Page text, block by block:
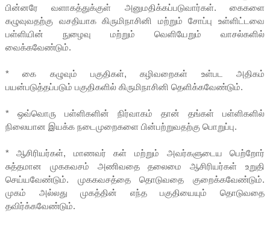
பின்னரே வளாகத்துக்குள் அனுமதிக்கப்படுவார்கள். கைகளை
கழுவுவதற்கு வசதியாக கிருமிநாசினி மற்றும் சோப்பு உள்ளிட்டவை
பள்ளியின் நுழைவு மற்றும் வெளியேறும் வாசல்களில்
வைக்கவேண்டும்.
* கை கழுவும் பகுதிகள், கழிவறைகள் உள்பட அதிகம்
பயன்படுத்தப்படும் பகுதிகளில் கிருமிநாசினி தெளிக்கவேண்டும்.
* ஒவ்வொரு பள்ளிகளின் நிர்வாகம் தான் தங்கள் பள்ளிகளில்
நிலையான இயக்க நடைமுறைகளை பின்பற்றுவதற்கு பொறுப்பு.
* ஆசிரியர்கள், மாணவர் கள் மற்றும் அவர்களுடைய பெற்றோர்
சுத்தமான முககவசம் அணிவதை தலைமை ஆசிரியர்கள் உறுதி
செய்யவேண்டும். முககவசத்தை தொடுவதை குறைக்கவேண்டும்.
முகம் அல்லது முகத்தின் எந்த பகுதியையும் தொடுவதை
தவிர்க்கவேண்டும்.